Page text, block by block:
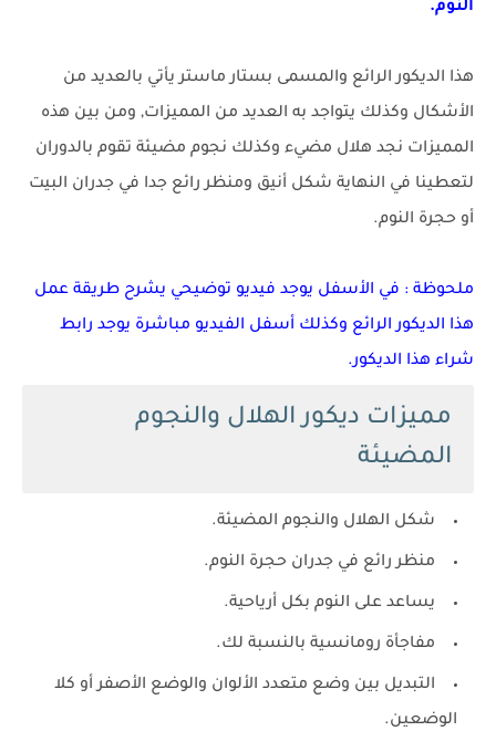
النوم.
هذا الديكور الرائع والمسمى بستار ماستر يأتي بالعديد من
الأشكال وكذلك يتواجد به العديد من المميزات, ومن بين هذه
المميزات نجد هلال مضيء وكذلك نجوم مضيئة تقوم بالدوران
لتعطينا في النهاية شكل أنيق ومنظر رائع جدا في جدران البيت
أو حجرة النوم.
ملحوظة : في الأسفل يوجد فيديو توضيحي يشرح طريقة عمل
هذا الديكور الرائع وكذلك أسفل الفيديو مباشرة يوجد رابط
شراء هذا الديكور.
مميزات ديكور الهلال والنجوم
المضيئة
شكل الهلال والنجوم المضيئة.
منظر رائع في جدران حجرة النوم.
يساعد على النوم بكل أرياحية.
مفاجأة رومانسية بالنسبة لك.
التبديل بين وضع متعدد الألوان والوضع الأصفر أو كلا
الوضعين.